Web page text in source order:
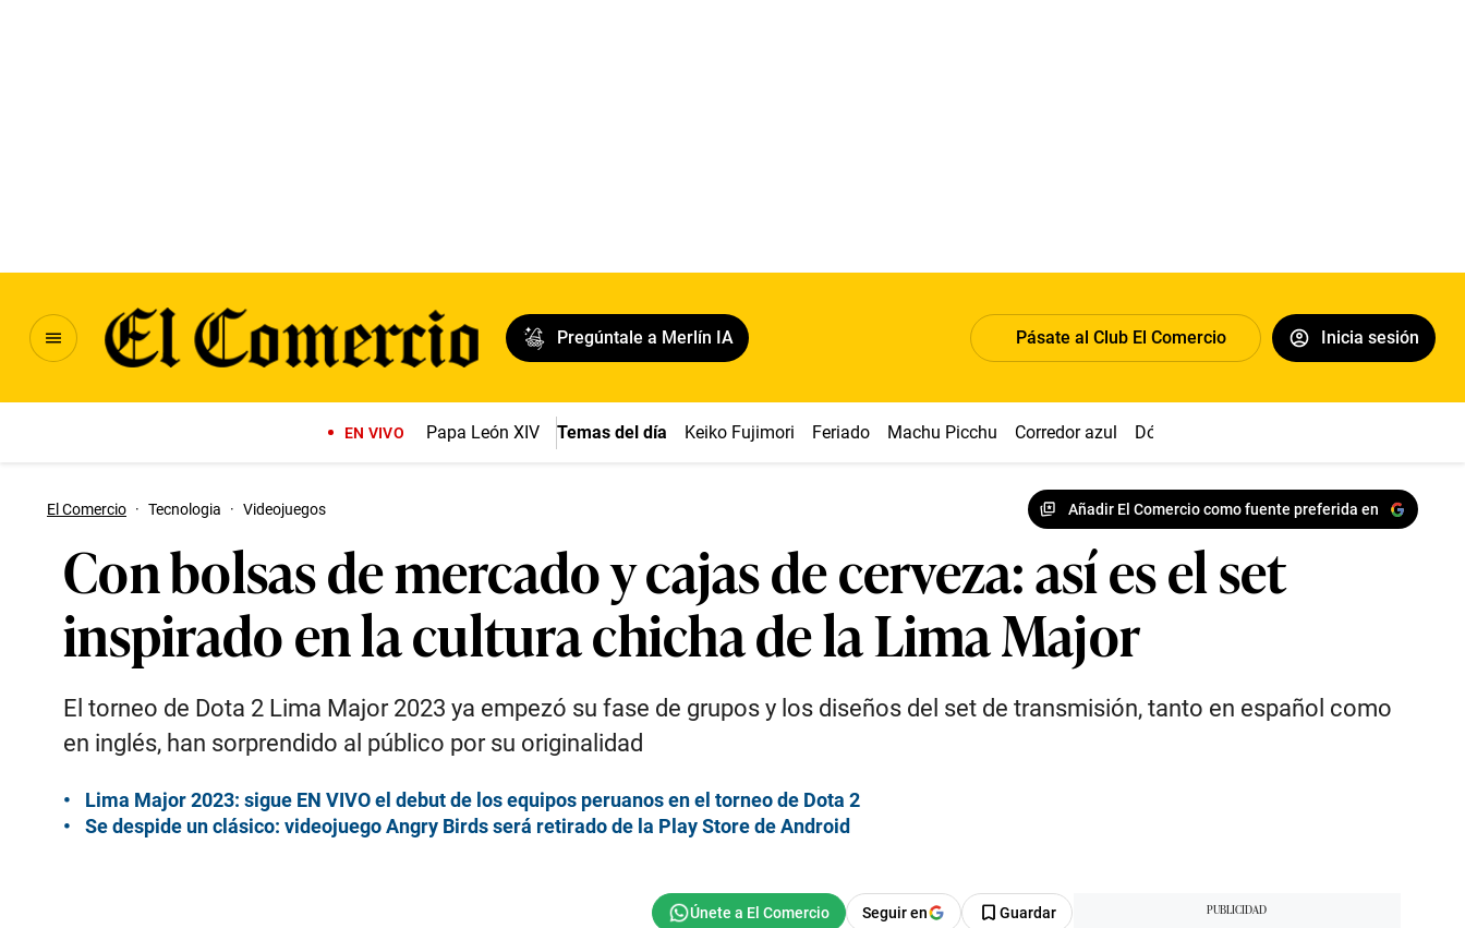
Pregúntale a Merlín IA Pásate al Club El Comercio Inicia sesión
EN VIVO Papa León XIV Temas del día Keiko Fujimori Feriado Machu Picchu Corredor azul Dólar
El Comercio · Tecnologia · Videojuegos Añadir El Comercio como fuente preferida en
Con bolsas de mercado y cajas de cerveza: así es el set
inspirado en la cultura chicha de la Lima Major
El torneo de Dota 2 Lima Major 2023 ya empezó su fase de grupos y los diseños del set de transmisión, tanto en español como
en inglés, han sorprendido al público por su originalidad
Lima Major 2023: sigue EN VIVO el debut de los equipos peruanos en el torneo de Dota 2
Se despide un clásico: videojuego Angry Birds será retirado de la Play Store de Android
Seguir en Guardar